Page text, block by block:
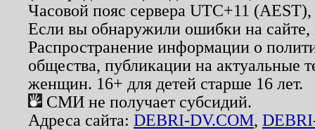
Часовой пояс сервера UTC+11
Если вы обнаружили ошибки на
Распространение информации о
общества, публикации на актуальные
женщин. 16+ для детей старше 16 лет.
СМИ не получает субсидий.
Адреса сайта: DEBRI-DV.COM,